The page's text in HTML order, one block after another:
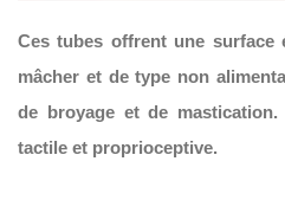
Ces tubes offrent une surface
mâcher et de type non
de broyage et de
tactile et proprioceptive.